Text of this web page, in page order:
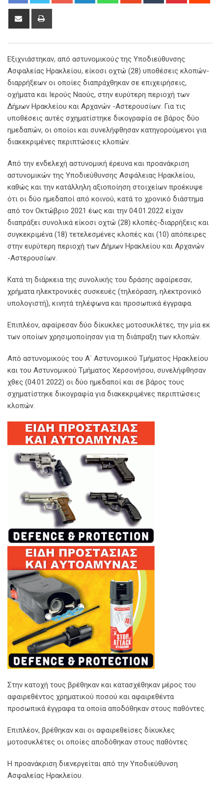
Share
Εξιχνιάστηκαν, από αστυνομικούςτης Υποδιεύθυνσης
Ασφαλείας Ηρακλείου, είκοσι οχτώ (28) υποθέσεις κλοπών-
διαρρήξεων οι οποίες διαπράχθηκαν σε επιχειρήσεις,
οχήματα και Ιερούς Ναούς, στην ευρύτερη περιοχή των
Δήμων Ηρακλείου και Αρχανών -Αστερουσίων. Για τις
υποθέσεις αυτές σχηματίστηκε δικογραφία σε βάρος δύο
ημεδαπών, οι οποίοι και συνελήφθησαν κατηγορούμενοι για
διακεκριμένες περιπτώσεις κλοπών.
Από την ενδελεχή αστυνομική έρευνα και προανάκριση
αστυνομικών της Υποδιεύθυνσης Ασφάλειας Ηρακλείου,
καθώς και την κατάλληλη αξιοποίηση στοιχείων προέκυψε
ότι οι δύο ημεδαποί από κοινού, κατά το χρονικό διάστημα
από τον Οκτώβριο 2021 έως και την 04.01.2022 είχαν
διαπράξει συνολικά είκοσι οχτώ (28) κλοπές-διαρρήξεις και
συγκεκριμένα (18) τετελεσμένες κλοπές και (10) απόπειρες
στην ευρύτερη περιοχή των Δήμων Ηρακλείου και Αρχανών
-Αστερουσίων.
Κατά τη διάρκεια της συνολικής του δράσης αφαίρεσαν,
χρήματα ηλεκτρονικές συσκευές (τηλεόραση, ηλεκτρονικό
υπολογιστή), κινητά τηλέφωνα και προσωπικά έγγραφα.
Επιπλέον, αφαίρεσαν δύο δίκυκλες μοτοσυκλέτες, την μία εκ
των οποίων χρησιμοποίησαν για τη διάπραξη των κλοπών.
Από αστυνομικούς του Α΄ Αστυνομικού Τμήματος Ηρακλείου
και του Αστυνομικού Τμήματος Χερσονήσου, συνελήφθησαν
χθες (04.01.2022) οι δύο ημεδαποί και σε βάρος τους
σχηματίστηκε δικογραφία για διακεκριμένες περιπτώσεις
κλοπών.
Στην κατοχή τους βρέθηκαν και κατασχέθηκαν μέρος του
αφαιρεθέντος χρηματικού ποσού και αφαιρεθέντα
προσωπικά έγγραφα τα οποία αποδόθηκαν στους παθόντες.
Επιπλέον, βρέθηκαν και οι αφαιρεθείσες δίκυκλες
μοτοσυκλέτες οι οποίες αποδόθηκαν στους παθόντες.
Η προανάκριση διενεργείται από την Υποδιεύθυνση
Ασφαλείας Ηρακλείου.